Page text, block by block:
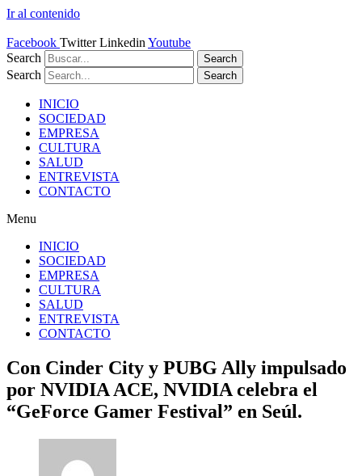
Ir al contenido
Facebook Twitter Linkedin Youtube
Search
Search
Search Search
INICIO
SOCIEDAD
EMPRESA
CULTURA
SALUD
ENTREVISTA
CONTACTO
Menu
INICIO
SOCIEDAD
EMPRESA
CULTURA
SALUD
ENTREVISTA
CONTACTO
Con Cinder City y PUBG Ally impulsado
por NVIDIA ACE, NVIDIA celebra el
“GeForce Gamer Festival” en Seúl.